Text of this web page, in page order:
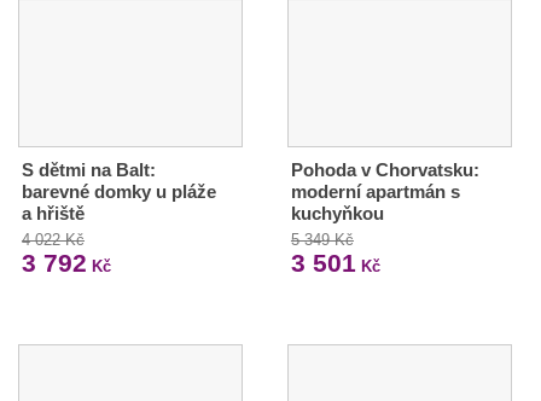
S dětmi na Balt:
barevné domky u pláže
a hřiště
4 022 Kč
3 792 Kč
Pohoda v Chorvatsku:
moderní apartmán s
kuchyňkou
5 349 Kč
3 501 Kč